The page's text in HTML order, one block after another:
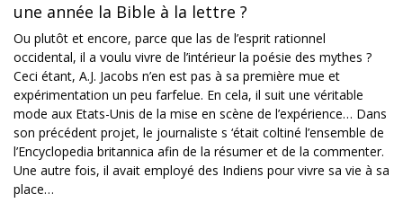
une année la Bible à la lettre ?
Ou plutôt et encore, parce que las de l’esprit rationnel
occidental, il a voulu vivre de l’intérieur la poésie des mythes ?
Ceci étant, A.J. Jacobs n’en est pas à sa première mue et
expérimentation un peu farfelue. En cela, il suit une véritable
mode aux Etats-Unis de la mise en scène de l’expérience… Dans
son précédent projet, le journaliste s ‘était coltiné l’ensemble de
l’Encyclopedia britannica afin de la résumer et de la commenter.
Une autre fois, il avait employé des Indiens pour vivre sa vie à sa
place…